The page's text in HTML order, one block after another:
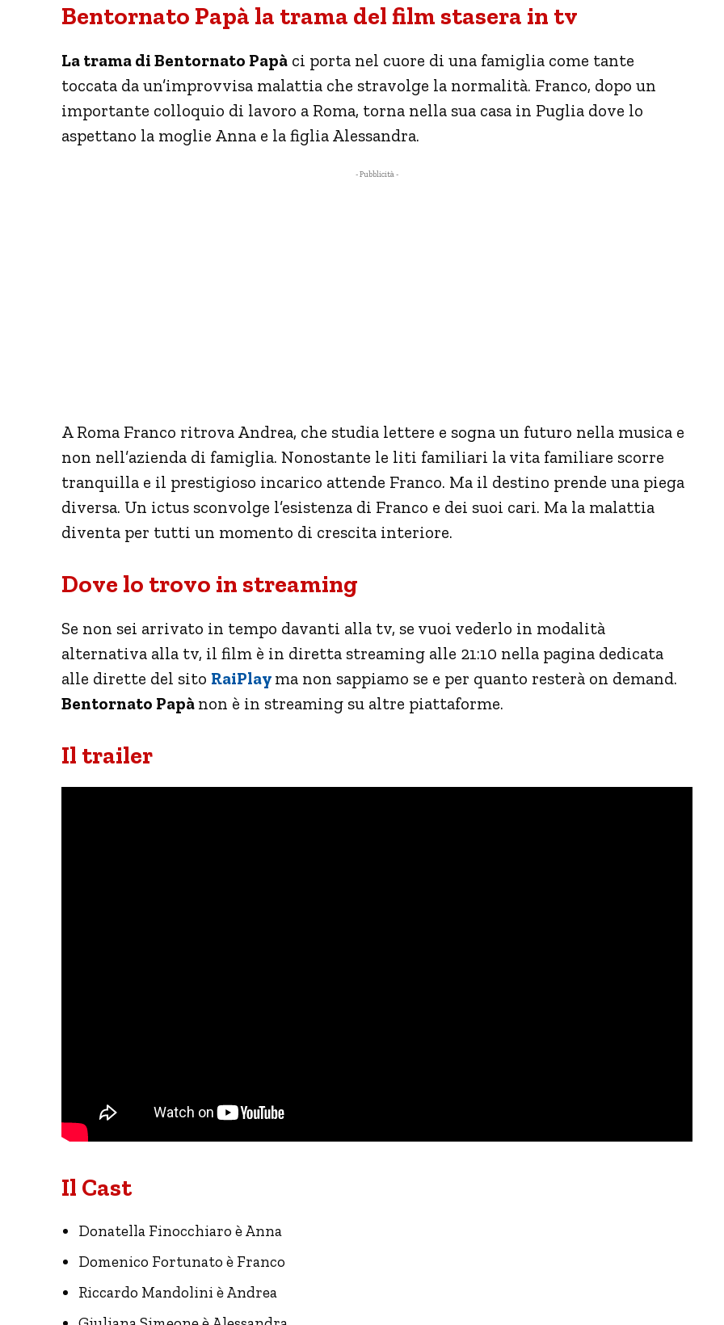
Bentornato Papà la trama del film stasera in tv
La trama di Bentornato Papà ci porta nel cuore di una famiglia come tante
toccata da un’improvvisa malattia che stravolge la normalità. Franco, dopo un
importante colloquio di lavoro a Roma, torna nella sua casa in Puglia dove lo
aspettano la moglie Anna e la figlia Alessandra.
- Pubblicità -
A Roma Franco ritrova Andrea, che studia lettere e sogna un futuro nella musica e
non nell’azienda di famiglia. Nonostante le liti familiari la vita familiare scorre
tranquilla e il prestigioso incarico attende Franco. Ma il destino prende una piega
diversa. Un ictus sconvolge l’esistenza di Franco e dei suoi cari. Ma la malattia
diventa per tutti un momento di crescita interiore.
Dove lo trovo in streaming
Se non sei arrivato in tempo davanti alla tv, se vuoi vederlo in modalità
alternativa alla tv, il film è in diretta streaming alle 21:10 nella pagina dedicata
alle dirette del sito RaiPlay ma non sappiamo se e per quanto resterà on demand.
Bentornato Papà non è in streaming su altre piattaforme.
Il trailer
Il Cast
Donatella Finocchiaro è Anna
Domenico Fortunato è Franco
Riccardo Mandolini è Andrea